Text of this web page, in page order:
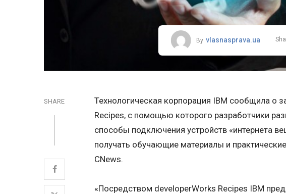
By vlasnasprava.ua
SHARE
Технологическая корпорация IBM сообщила о
Recipes, с помощью которого разработчики
способы подключения устройств «интернета
получать обучающие материалы и
CNews.
«Посредством developerWorks Recipes IBM